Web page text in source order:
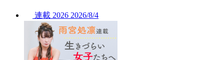
連載 2026 2026/8/4